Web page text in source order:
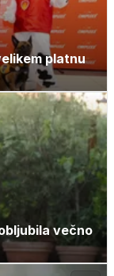
platnu
večno